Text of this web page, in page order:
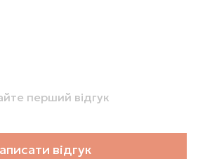
перший відгук
відгук